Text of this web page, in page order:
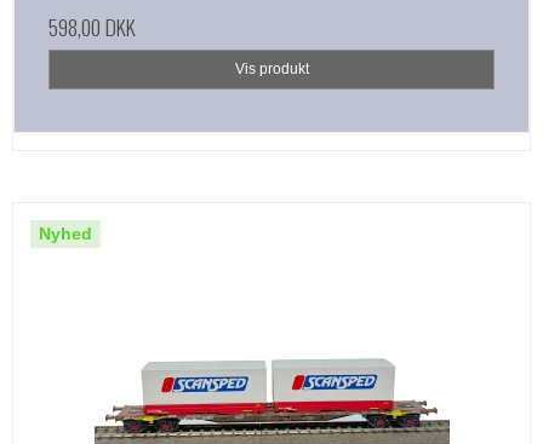
598,00 DKK
Vis produkt
Nyhed